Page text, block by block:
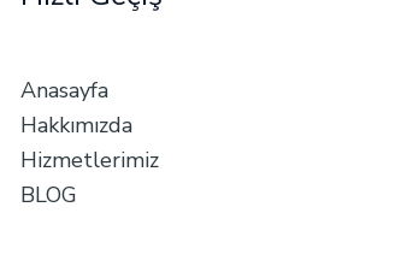
Anasayfa
Hakkımızda
Hizmetlerimiz
BLOG